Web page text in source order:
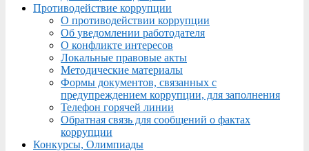
Противодействие коррупции
О противодействии коррупции
Об уведомлении работодателя
О конфликте интересов
Локальные правовые акты
Методические материалы
Формы документов, связанных с
предупреждением коррупции, для заполнения
Телефон горячей линии
Обратная связь для сообщений о фактах
коррупции
Конкурсы, Олимпиады